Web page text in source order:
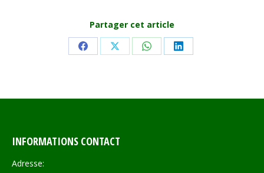
Partager cet article
Share Share Share Share
INFORMATIONS CONTACT
Adresse: